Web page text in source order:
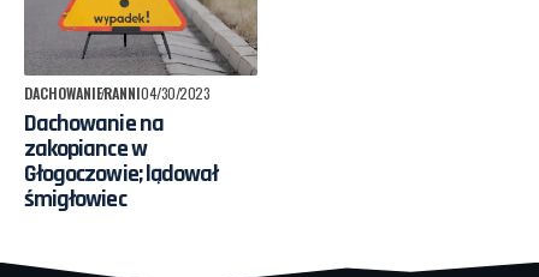
DACHOWANIERANNI04/30/2023
Dachowanie na
zakopiance w
Głogoczowie; lądował
śmigłowiec